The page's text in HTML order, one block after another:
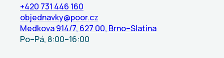
+420 731 446 160
objednavky@poor.cz
Medkova 914/7, 627 00, Brno–Slatina
Po–Pá, 8:00–16:00